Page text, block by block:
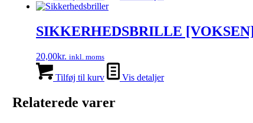
SIKKERHEDSBRILLE [VOKSEN]
20,00kr. inkl. moms
Tilføj til kurv Vis detaljer
Relaterede varer